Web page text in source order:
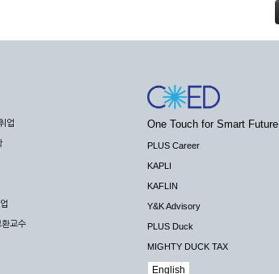
상적인 서비스가 불가능할 경우 회사는 사전 공지나 예고 없
손해에 대하여 배상하지 않습니다.
비스를 제공할 수 있도록 최선의 노력을 다하여야 합니다.
의하여 국가기관 등의 합법적인 요구가 있는 경우에는 해당
업
교수
One Touch for Smart Future
PLUS Career
KAPLI
KAFLIN
Y&K Advisory
PLUS Duck
MIGHTY DUCK TAX
English